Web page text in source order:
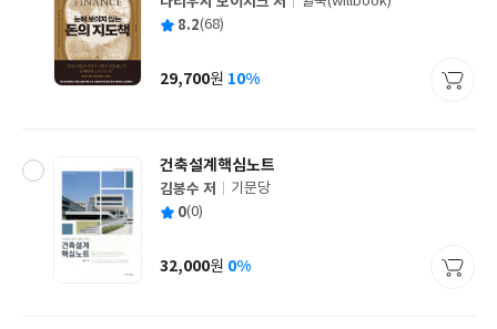
글
쓴
출
사
평 8.2(68)
가
29,700원 10%
건축설계핵심노트
글
쓴
김봉수 저
출
사
기문당
평 0(0)
가
32,000원 0%